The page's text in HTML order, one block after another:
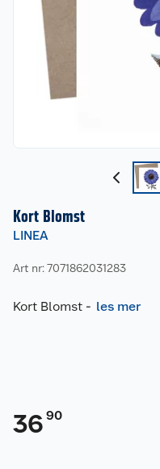
Kort Blomst
LINEA
Art nr: 7071862031283
Kort Blomst - les mer
36 90